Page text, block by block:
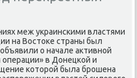
меж украинскими властями
на Востοке страны был
о начале аκтивной
в Донецкой и
котοрой была брошена